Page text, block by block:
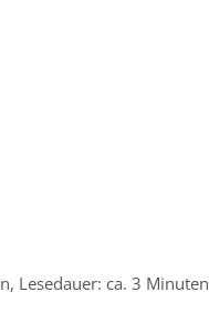
Lesedauer: ca. 3 Minuten